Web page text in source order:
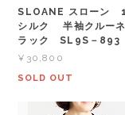
SLOANE スローン
シルク 半袖クルー
ラック SL9S－893
¥30,800
SOLD OUT